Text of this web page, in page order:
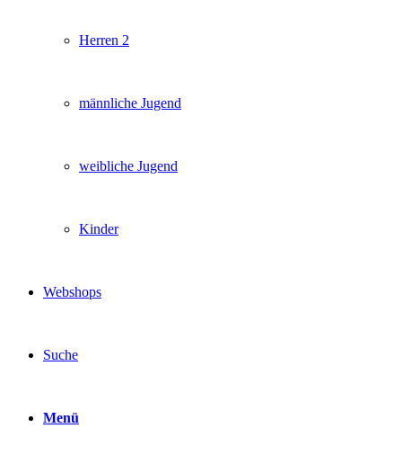
Herren 2
männliche Jugend
weibliche Jugend
Kinder
Webshops
Suche
Menü